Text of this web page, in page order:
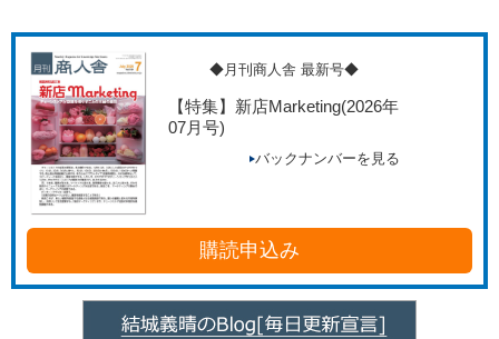
◆月刊商人舎 最新号◆
【特集】新店Marketing(2026年
07月号)
バックナンバーを見る
購読申込み